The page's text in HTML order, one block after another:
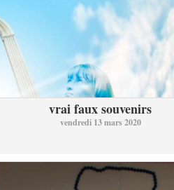
vrai faux souvenirs
vendredi 13 mars 2020